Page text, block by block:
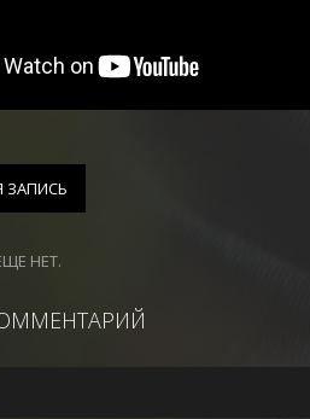
ЗАПИСЬ
НЕТ.